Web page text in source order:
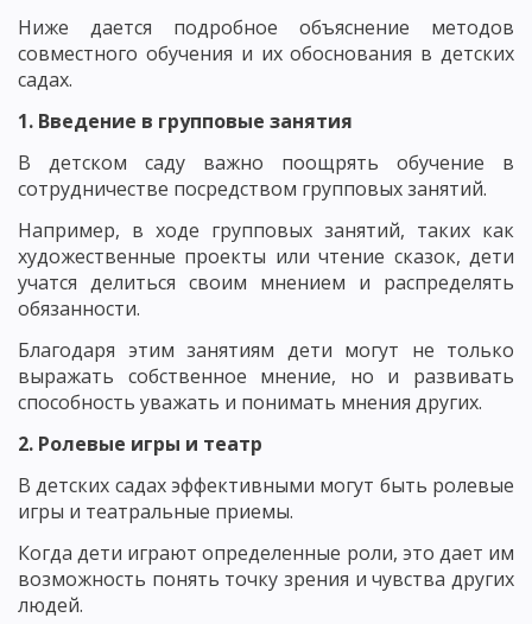
Ниже дается подробное объяснение методов
совместного обучения и их обоснования в детских
садах.
1. Введение в групповые занятия
В детском саду важно поощрять обучение в
сотрудничестве посредством групповых занятий.
Например, в ходе групповых занятий, таких как
художественные проекты или чтение сказок, дети
учатся делиться своим мнением и распределять
обязанности.
Благодаря этим занятиям дети могут не только
выражать собственное мнение, но и развивать
способность уважать и понимать мнения других.
2. Ролевые игры и театр
В детских садах эффективными могут быть ролевые
игры и театральные приемы.
Когда дети играют определенные роли, это дает им
возможность понять точку зрения и чувства других
людей.